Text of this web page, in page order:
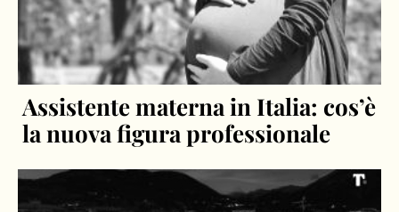
Assistente materna in Italia: cos’è
la nuova figura professionale